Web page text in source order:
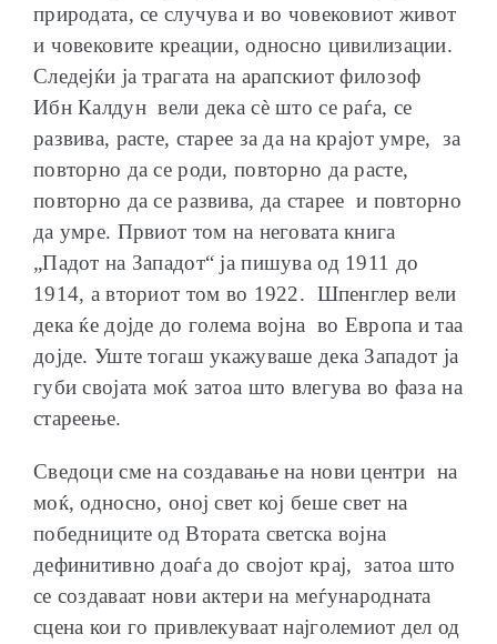
природата, се случува и во човековиот живот
и човековите креации, односно цивилизации.
Следејќи ја трагата на арапскиот филозоф
Ибн Калдун вели дека сè што се раѓа, се
развива, расте, старее за да на крајот умре, за
повторно да се роди, повторно да расте,
повторно да се развива, да старее и повторно
да умре. Првиот том на неговата книга
„Падот на Западот“ ја пишува од 1911 до
1914, а вториот том во 1922. Шпенглер вели
дека ќе дојде до голема војна во Европа и таа
дојде. Уште тогаш укажуваше дека Западот ја
губи својата моќ затоа што влегува во фаза на
стареење.
Сведоци сме на создавање на нови центри на
моќ, односно, оној свет кој беше свет на
победниците од Втората светска војна
дефинитивно доаѓа до својот крај, затоа што
се создаваат нови актери на меѓународната
сцена кои го привлекуваат најголемиот дел од